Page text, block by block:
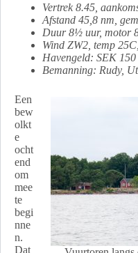
Vertrek 8.45,
Afstand 45,8 nm,
Duur 8½ uur, motor
Wind ZW2, temp
Havengeld: SEK 150
Bemanning: Rudy,
Een
bew
olkt
e
ocht
end
om
mee
te
begi
nne
n.
Dat